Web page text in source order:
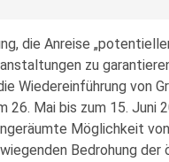
die Anreise
zu
Wiedereinführung von
26. Mai bis zum 15. Juni
Möglichkeit
Bedrohung